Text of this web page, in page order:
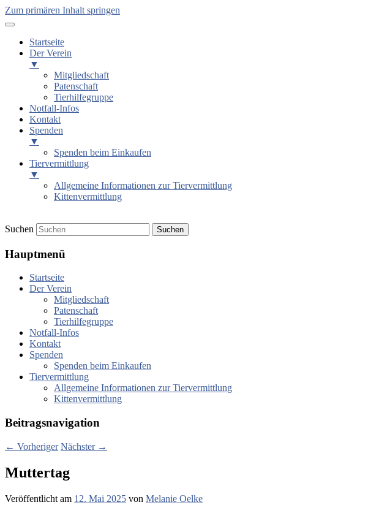
Zum primären Inhalt springen
Startseite
Der Verein
▼
Mitgliedschaft
Patenschaft
Tierhilfegruppe
Notfall-Infos
Kontakt
Spenden
▼
Spenden beim Einkaufen
Tiervermittlung
▼
Allgemeine Informationen zur Tiervermittlung
Kittenvermittlung
Tierschutzverein Hagen und Umgebung e.V.
Suchen
Hauptmenü
Startseite
Der Verein
Mitgliedschaft
Patenschaft
Tierhilfegruppe
Notfall-Infos
Kontakt
Spenden
Spenden beim Einkaufen
Tiervermittlung
Allgemeine Informationen zur Tiervermittlung
Kittenvermittlung
Beitragsnavigation
← Vorheriger Nächster →
Muttertag
Veröffentlicht am 12. Mai 2025 von Melanie Oelke